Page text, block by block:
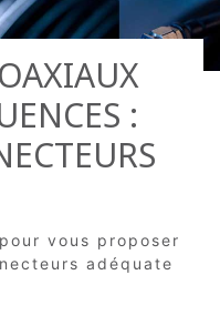
:
vous proposer
adéquate